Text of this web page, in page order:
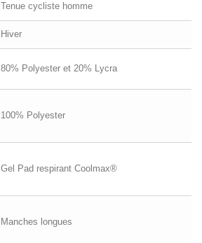
Tenue cycliste homme
Hiver
80% Polyester et 20% Lycra
100% Polyester
Gel Pad respirant Coolmax®
Manches longues